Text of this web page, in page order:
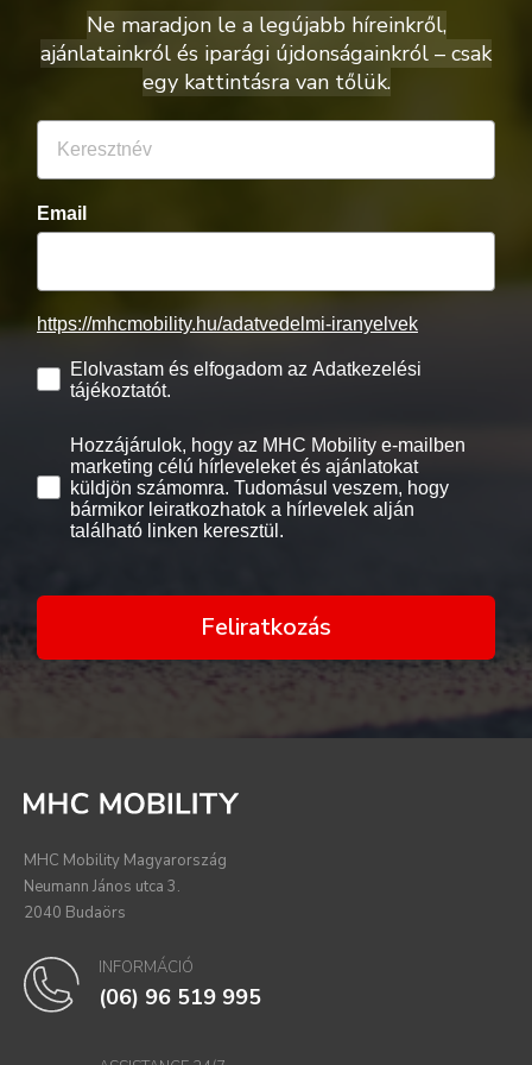
Ne maradjon le a legújabb híreinkről,
ajánlatainkról és iparági újdonságainkról – csak
egy kattintásra van tőlük.
Email
https://mhcmobility.hu/adatvedelmi-iranyelvek
Elolvastam és elfogadom az Adatkezelési
tájékoztatót.
Hozzájárulok, hogy az MHC Mobility e-mailben
marketing célú hírleveleket és ajánlatokat
küldjön számomra. Tudomásul veszem, hogy
bármikor leiratkozhatok a hírlevelek alján
található linken keresztül.
Feliratkozás
MHC Mobility Magyarország
Neumann János utca 3.
2040 Budaörs
INFORMÁCIÓ
(06) 96 519 995